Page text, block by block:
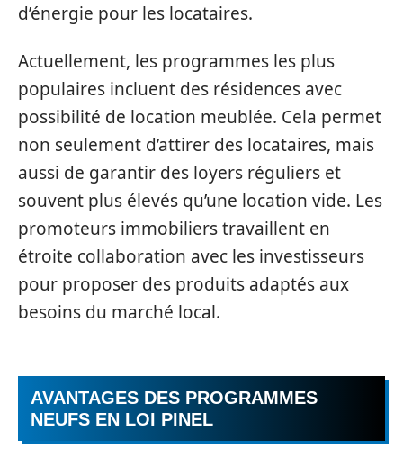
d’énergie pour les locataires.
Actuellement, les programmes les plus
populaires incluent des résidences avec
possibilité de location meublée. Cela permet
non seulement d’attirer des locataires, mais
aussi de garantir des loyers réguliers et
souvent plus élevés qu’une location vide. Les
promoteurs immobiliers travaillent en
étroite collaboration avec les investisseurs
pour proposer des produits adaptés aux
besoins du marché local.
AVANTAGES DES PROGRAMMES
NEUFS EN LOI PINEL